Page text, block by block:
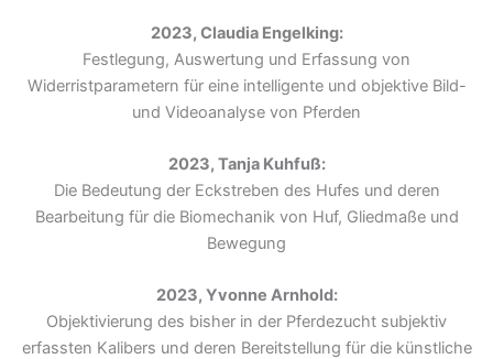
2023, Claudia Engelking:
Festlegung, Auswertung und Erfassung von
Widerristparametern für eine intelligente und objektive Bild-
und Videoanalyse von Pferden
2023, Tanja Kuhfuß:
Die Bedeutung der Eckstreben des Hufes und deren
Bearbeitung für die Biomechanik von Huf, Gliedmaße und
Bewegung
2023, Yvonne Arnhold:
Objektivierung des bisher in der Pferdezucht subjektiv
erfassten Kalibers und deren Bereitstellung für die künstliche